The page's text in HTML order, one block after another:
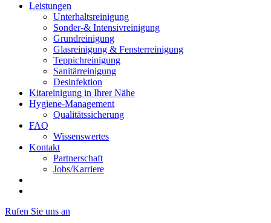
Leistungen
Unterhaltsreinigung
Sonder-& Intensivreinigung
Grundreinigung
Glasreinigung & Fensterreinigung
Teppichreinigung
Sanitärreinigung
Desinfektion
Kitareinigung in Ihrer Nähe
Hygiene-Management
Qualitätssicherung
FAQ
Wissenswertes
Kontakt
Partnerschaft
Jobs/Karriere
Rufen Sie uns an